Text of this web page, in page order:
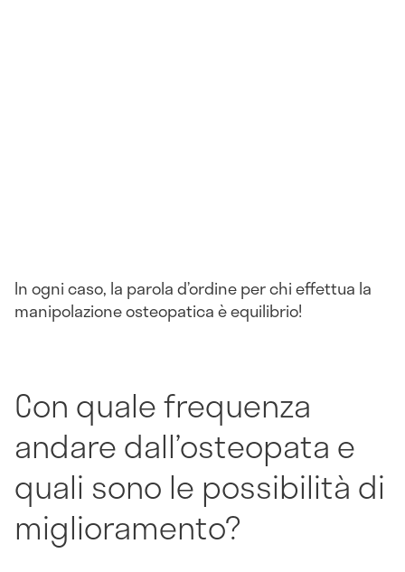
In ogni caso, la parola d’ordine per chi effettua la
manipolazione osteopatica è equilibrio!
Con quale frequenza
andare dall’osteopata e
quali sono le possibilità di
miglioramento?